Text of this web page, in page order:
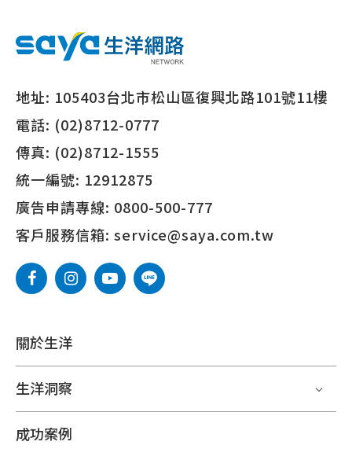
地址: 105403台北市松山區復興北路101號11樓
電話: (02)8712-0777
傳真: (02)8712-1555
統一編號: 12912875
廣告申請專線: 0800-500-777
客戶服務信箱: service@saya.com.tw
關於生洋
生洋洞察
成功案例